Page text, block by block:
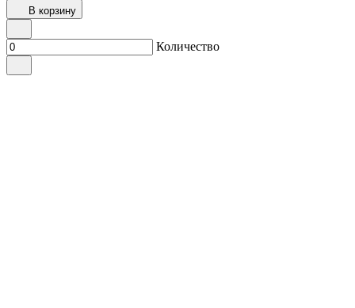
В корзину
Количество